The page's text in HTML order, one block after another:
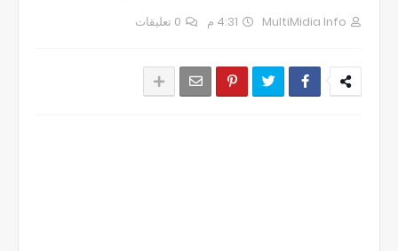
MultiMidia Info 4:31 م 0 تعليقات